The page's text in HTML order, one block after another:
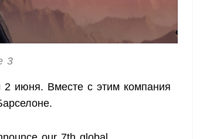
3
2 июня. Вместе с этим компания